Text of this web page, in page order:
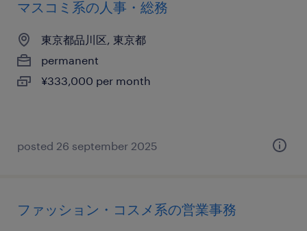
マスコミ系の人事・総務
東京都品川区, 東京都
permanent
¥333,000 per month
posted 26 september 2025
ファッション・コスメ系の営業事務